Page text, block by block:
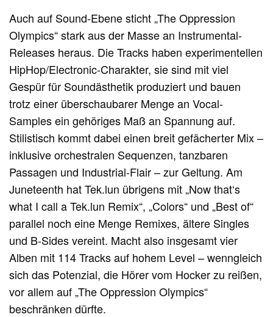
Auch auf Sound-Ebene sticht „The Oppression
Olympics“ stark aus der Masse an Instrumental-
Releases heraus. Die Tracks haben experimentellen
HipHop/Electronic-Charakter, sie sind mit viel
Gespür für Soundästhetik produziert und bauen
trotz einer überschaubarer Menge an Vocal-
Samples ein gehöriges Maß an Spannung auf.
Stilistisch kommt dabei einen breit gefächerter Mix –
inklusive orchestralen Sequenzen, tanzbaren
Passagen und Industrial-Flair – zur Geltung. Am
Juneteenth hat Tek.lun übrigens mit „Now that‘s
what I call a Tek.lun Remix“, „Colors“ und „Best of“
parallel noch eine Menge Remixes, ältere Singles
und B-Sides vereint. Macht also insgesamt vier
Alben mit 114 Tracks auf hohem Level – wenngleich
sich das Potenzial, die Hörer vom Hocker zu reißen,
vor allem auf „The Oppression Olympics“
beschränken dürfte.